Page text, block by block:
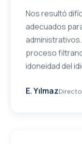
Nos resultó
adecuados
proceso
idoneidad del
E. Yılmaz